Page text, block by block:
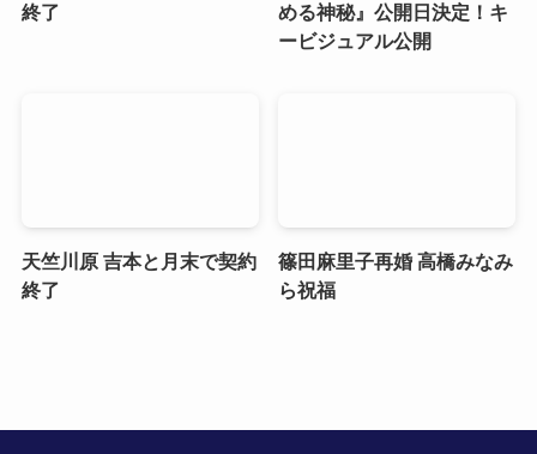
終了
める神秘』公開日決定！キ
ービジュアル公開
天竺川原 吉本と月末で契約
終了
篠田麻里子再婚 高橋みなみ
ら祝福